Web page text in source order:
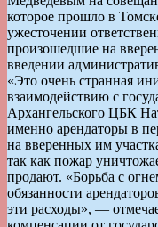
которое прошло в
ужесточении
произошедшие на
введении
«Это очень странная
взаимодействию с
Архангельского ЦБК
именно арендаторы в
на вверенных им
так как пожар
продают. «Борьба с
обязанности
эти расходы», —